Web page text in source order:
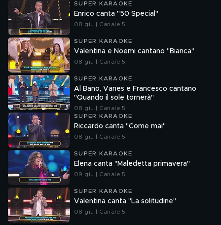
SUPER KARAOKE
Enrico canta "50 Special"
08 giu | Canale 5
SUPER KARAOKE
Valentina e Noemi cantano "Bianca"
08 giu | Canale 5
SUPER KARAOKE
Al Bano, Vanes e Francesco cantano
"Quando il sole tornerà"
08 giu | Canale 5
SUPER KARAOKE
Riccardo canta "Come mai"
08 giu | Canale 5
SUPER KARAOKE
Elena canta "Maledetta primavera"
09 giu | Canale 5
SUPER KARAOKE
Valentina canta "La solitudine"
08 giu | Canale 5